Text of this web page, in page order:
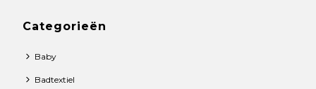
Categorieën
Baby
Badtextiel